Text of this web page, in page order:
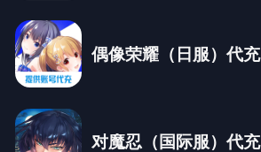
偶像荣耀（日服）代充
对魔忍（国际服）代充